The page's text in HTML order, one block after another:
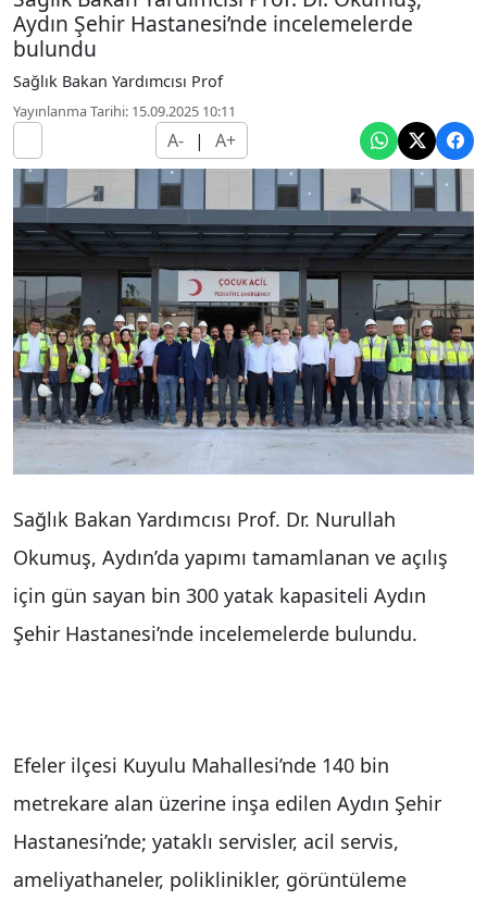
Aydın Şehir Hastanesi’nde incelemelerde
bulundu
Sağlık Bakan Yardımcısı Prof
Yayınlanma Tarihi: 15.09.2025 10:11
A- | A+
Sağlık Bakan Yardımcısı Prof. Dr. Nurullah
Okumuş, Aydın’da yapımı tamamlanan ve açılış
için gün sayan bin 300 yatak kapasiteli Aydın
Şehir Hastanesi’nde incelemelerde bulundu.
Efeler ilçesi Kuyulu Mahallesi’nde 140 bin
metrekare alan üzerine inşa edilen Aydın Şehir
Hastanesi’nde; yataklı servisler, acil servis,
ameliyathaneler, poliklinikler, görüntüleme